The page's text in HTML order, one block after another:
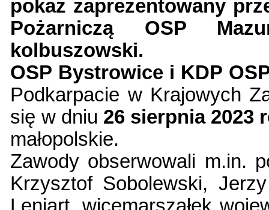
pokaz zaprezentowany
Pożarniczą OSP
kolbuszowski.
OSP Bystrowice i KDP
Podkarpacie w Krajowych
się w dniu 26 sierpnia 2023
małopolskie.
Zawody obserwowali m.in.
Krzysztof Sobolewski,